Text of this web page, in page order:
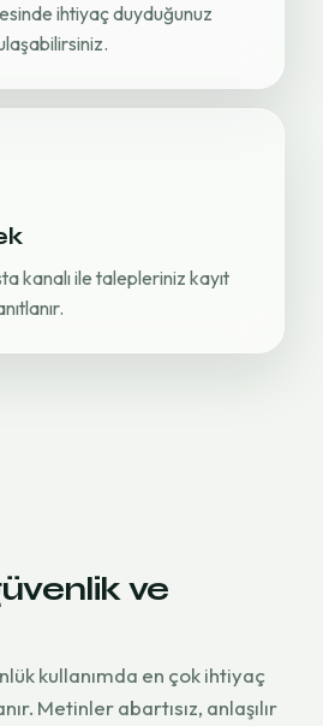
ihtiyaç duyduğunuz
kanalı ile talepleriniz kayıt
ve
kullanımda en çok ihtiyaç
Metinler abartısız, anlaşılır